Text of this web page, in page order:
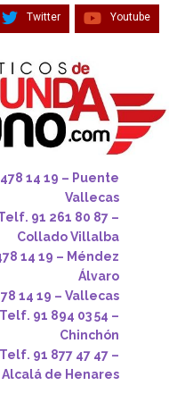
Twitter Youtube
– Puente
Vallecas
91 261 80 87 –
Collado Villalba
– Méndez
Álvaro
– Vallecas
91 894 03 54 –
Chinchón
91 877 47 47 –
Alcalá de Henares